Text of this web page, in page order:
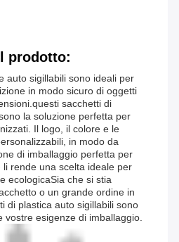
prodotto:
auto sigillabili sono ideali per
in modo sicuro di oggetti
sacchetti di
la soluzione perfetta per
Il logo, il colore e le
in modo da
di imballaggio perfetta per
rende una scelta ideale per
ecologicaSia che si stia
o un grande ordine in
di plastica auto sigillabili sono
vostre esigenze di imballaggio.